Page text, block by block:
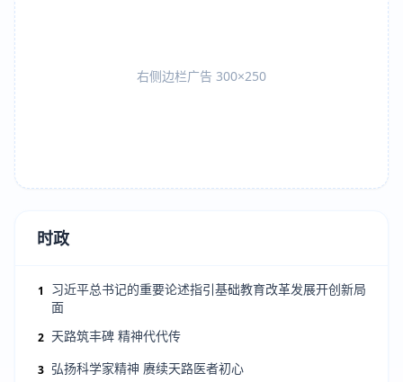
右侧边栏广告 300×250
时政
1
习近平总书记的重要论述指引基础教育改革发展开创新局
面
2 天路筑丰碑 精神代代传
3 弘扬科学家精神 赓续天路医者初心